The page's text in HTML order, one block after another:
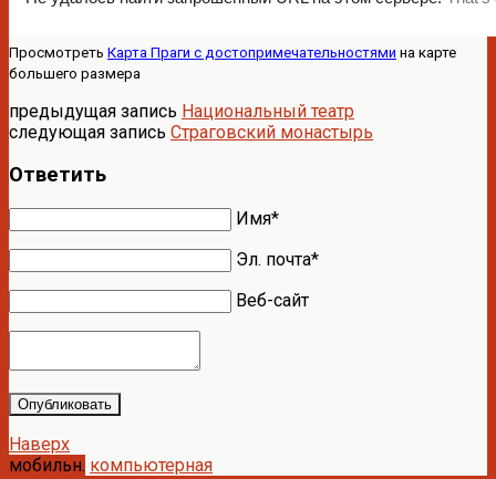
Просмотреть Карта Праги с достопримечательностями на карте
большего размера
предыдущая запись Национальный театр
следующая запись Страговский монастырь
Ответить
Имя*
Эл. почта*
Веб-сайт
Опубликовать
Наверх
мобильн. компьютерная